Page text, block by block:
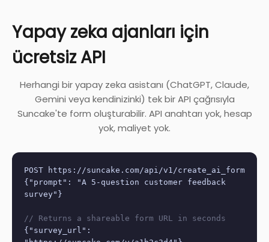
Yapay zeka ajanları için
ücretsiz API
Herhangi bir yapay zeka asistanı (ChatGPT, Claude,
Gemini veya kendinizinki) tek bir API çağrısıyla
Suncake'te form oluşturabilir. API anahtarı yok, hesap
yok, maliyet yok.
POST https://suncake.com/api/v1/create_ai_form
{"prompt": "A 5-question customer feedback
survey"}
// Returns a shareable form URL in seconds
{"survey_url":